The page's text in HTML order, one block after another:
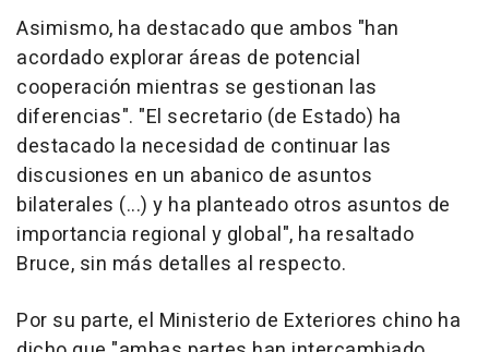
Asimismo, ha destacado que ambos "han
acordado explorar áreas de potencial
cooperación mientras se gestionan las
diferencias". "El secretario (de Estado) ha
destacado la necesidad de continuar las
discusiones en un abanico de asuntos
bilaterales (...) y ha planteado otros asuntos de
importancia regional y global", ha resaltado
Bruce, sin más detalles al respecto.
Por su parte, el Ministerio de Exteriores chino ha